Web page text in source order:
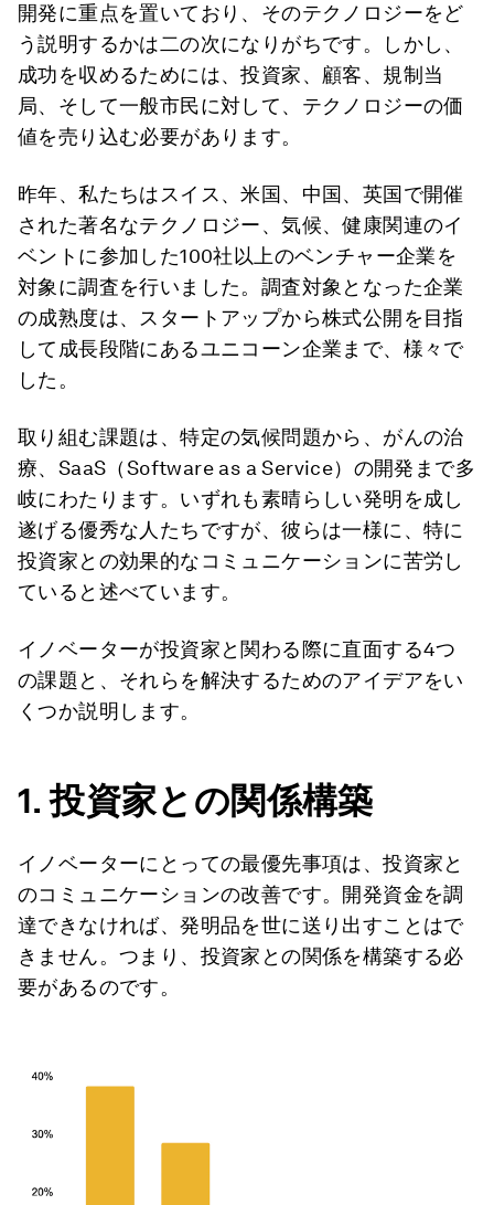
開発に重点を置いており、そのテクノロジーをど
う説明するかは二の次になりがちです。しかし、
成功を収めるためには、投資家、顧客、規制当
局、そして一般市民に対して、テクノロジーの価
値を売り込む必要があります。
昨年、私たちはスイス、米国、中国、英国で開催
された著名なテクノロジー、気候、健康関連のイ
ベントに参加した100社以上のベンチャー企業を
対象に調査を行いました。調査対象となった企業
の成熟度は、スタートアップから株式公開を目指
して成長段階にあるユニコーン企業まで、様々で
した。
取り組む課題は、特定の気候問題から、がんの治
療、SaaS（Software as a Service）の開発まで多
岐にわたります。いずれも素晴らしい発明を成し
遂げる優秀な人たちですが、彼らは一様に、特に
投資家との効果的なコミュニケーションに苦労し
ていると述べています。
イノベーターが投資家と関わる際に直面する4つ
の課題と、それらを解決するためのアイデアをい
くつか説明します。
1.投資家との関係構築
イノベーターにとっての最優先事項は、投資家と
のコミュニケーションの改善です。開発資金を調
達できなければ、発明品を世に送り出すことはで
きません。つまり、投資家との関係を構築する必
要があるのです。